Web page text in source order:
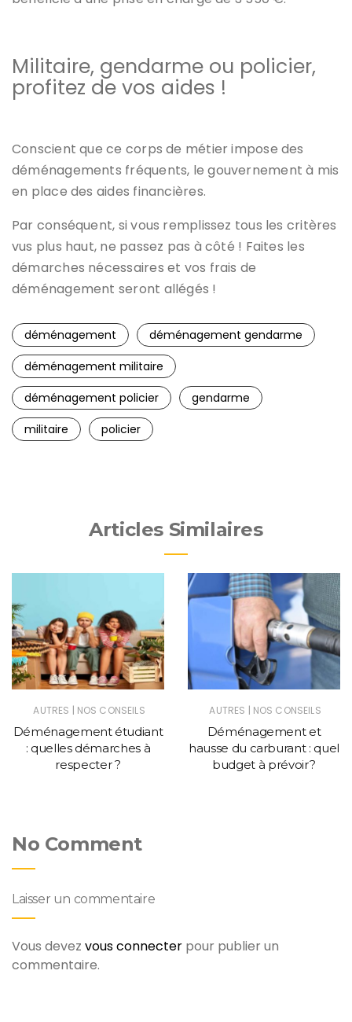
Militaire, gendarme ou policier,
profitez de vos aides !
Conscient que ce corps de métier impose des
déménagements fréquents, le gouvernement à mis
en place des aides financières.
Par conséquent, si vous remplissez tous les critères
vus plus haut, ne passez pas à côté ! Faites les
démarches nécessaires et vos frais de
déménagement seront allégés !
déménagement
déménagement gendarme
déménagement militaire
déménagement policier
gendarme
militaire
policier
Articles Similaires
AUTRES | NOS CONSEILS
Déménagement étudiant
: quelles démarches à
respecter ?
AUTRES | NOS CONSEILS
Déménagement et
hausse du carburant : quel
budget à prévoir ?
No Comment
Laisser un commentaire
Vous devez vous connecter pour publier un
commentaire.